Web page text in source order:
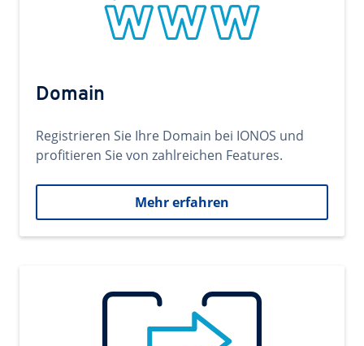
Domain
Registrieren Sie Ihre Domain bei IONOS und
profitieren Sie von zahlreichen Features.
Mehr erfahren